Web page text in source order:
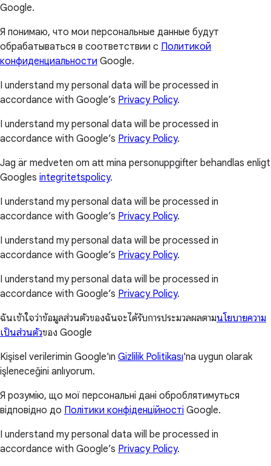
Google.
Я понимаю, что мои персональные данные будут
обрабатываться в соответствии с Политикой
конфиденциальности Google.
I understand my personal data will be processed in
accordance with Google’s Privacy Policy.
I understand my personal data will be processed in
accordance with Google’s Privacy Policy.
Jag är medveten om att mina personuppgifter behandlas enligt
Googles integritetspolicy.
I understand my personal data will be processed in
accordance with Google’s Privacy Policy.
I understand my personal data will be processed in
accordance with Google’s Privacy Policy.
I understand my personal data will be processed in
accordance with Google’s Privacy Policy.
ฉันเข้าใจว่าข้อมูลส่วนตัวของฉันจะได้รับการประมวลผลตามนโยบายความ
เป็นส่วนตัวของ Google
Kişisel verilerimin Google'ın Gizlilik Politikası'na uygun olarak
işleneceğini anlıyorum.
Я розумію, що мої персональні дані оброблятимуться
відповідно до Політики конфіденційності Google.
I understand my personal data will be processed in
accordance with Google’s Privacy Policy.